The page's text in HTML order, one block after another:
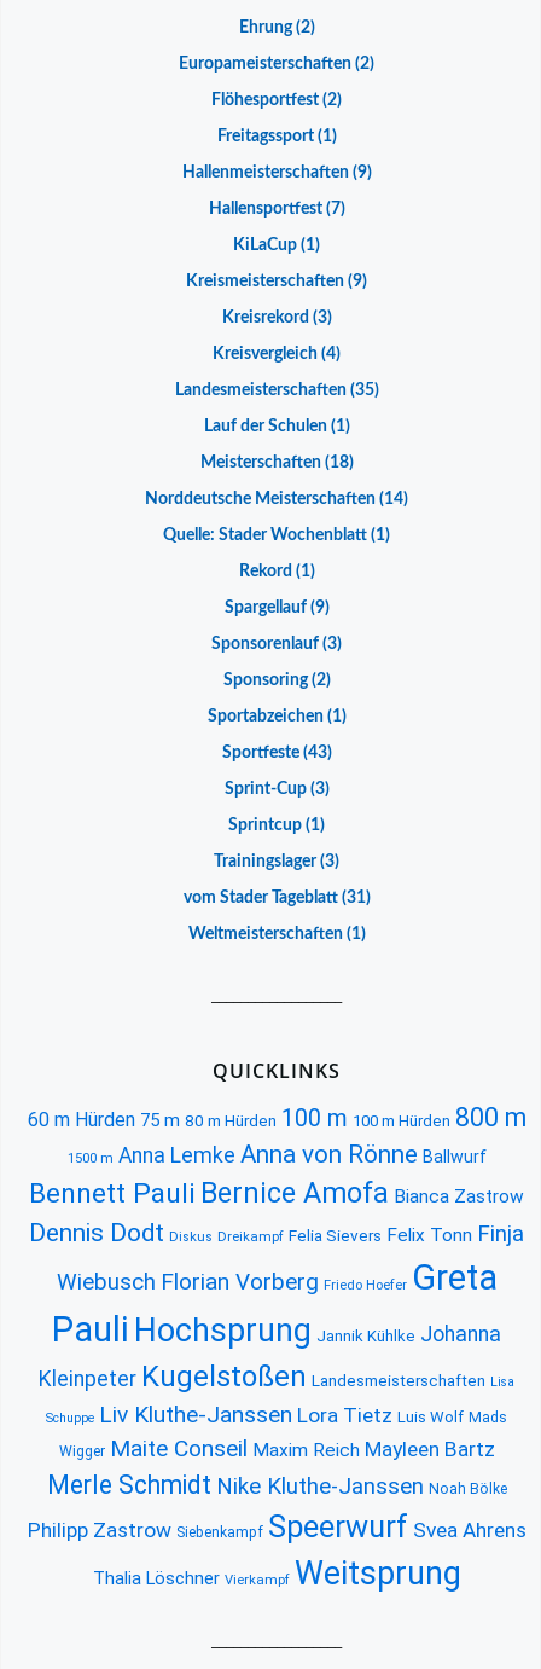
Ehrung(2)
Europameisterschaften (2)
Flöhesportfest (2)
Freitagssport(1)
Hallenmeisterschaften(9)
Hallensportfest(7)
KiLaCup (1)
Kreismeisterschaften (9)
Kreisrekord (3)
Kreisvergleich (4)
Landesmeisterschaften(35)
Lauf der Schulen(1)
Meisterschaften(18)
Norddeutsche Meisterschaften (14)
Quelle: Stader Wochenblatt (1)
Rekord (1)
Spargellauf(9)
Sponsorenlauf (3)
Sponsoring(2)
Sportabzeichen(1)
Sportfeste(43)
Sprint-Cup(3)
Sprintcup (1)
Trainingslager(3)
vom Stader Tageblatt(31)
Weltmeisterschaften(1)
QUICKLINKS
60 m Hürden 75 m 80 m Hürden 100 m 100 m Hürden 800 m
1500 m Anna Lemke Anna von Rönne Ballwurf
Bennett Pauli Bernice Amofa Bianca Zastrow
Dennis Dodt Diskus Dreikampf Felia Sievers Felix Tonn Finja
Wiebusch Florian Vorberg Friedo Hoefer Greta
Pauli Hochsprung Jannik Kühlke Johanna
Kleinpeter Kugelstoßen Landesmeisterschaften Lisa
Schuppe Liv Kluthe-Janssen Lora Tietz Luis Wolf Mads
Wigger Maite Conseil Maxim Reich Mayleen Bartz
Merle Schmidt Nike Kluthe-Janssen Noah Bölke
Philipp Zastrow Siebenkampf Speerwurf Svea Ahrens
Thalia Löschner Vierkampf Weitsprung